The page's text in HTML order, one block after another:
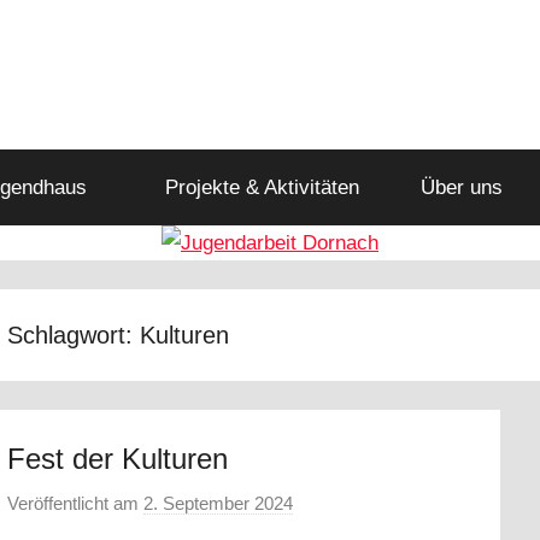
Projekte & Aktivitäten Über uns
Schlagwort: Kulturen
Fest der Kulturen
Veröffentlicht am 2. September 2024v